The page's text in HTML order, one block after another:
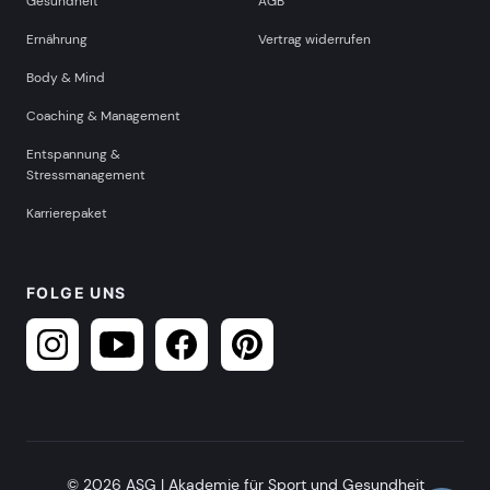
Ernährung
Body & Mind
Coaching & Management
Entspannung &
Stressmanagement
Karrierepaket
Vertrag widerrufen
FOLGE UNS
© 2026 ASG | Akademie für Sport und Gesundheit